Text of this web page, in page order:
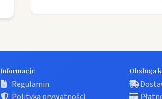
Informacje
Regulamin
Obsługa